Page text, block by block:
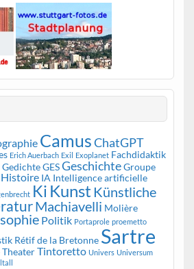
CamusChatGPT
Erich Auerbach Exil Exoplanet Fachdidaktik
GedichteGESGeschichteGroupe
Histoire IA Intelligence artificielle
Ki Kunst Künstliche
Machiavelli Molière
Politik Portaprole proemetto
Rétif de la Bretonne Sartre
TheaterTintoretto Univers Universum